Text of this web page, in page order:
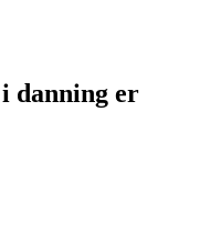
i danning er